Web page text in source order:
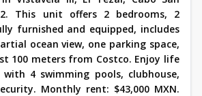
This unit offers 2 bedrooms, 2
furnished and equipped, includes
ocean view, one parking space,
100 meters from Costco. Enjoy life
4 swimming pools, clubhouse,
Monthly rent: $43,000 MXN.